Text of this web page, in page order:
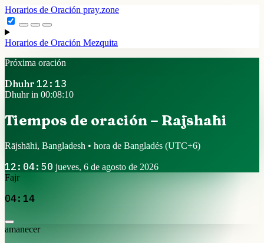
Horarios de Oración pray.zone
Horarios de Oración Mezquita
Próxima oración
Dhuhr 12:13
Dhuhr in 00:08:09
Tiempos de oración – Rājshāhi
Rājshāhi, Bangladesh • hora de Bangladés (UTC+6)
12:04:51 jueves, 6 de agosto de 2026
Fajr
04:14
amanecer